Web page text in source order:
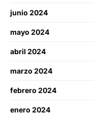
junio 2024
mayo 2024
abril 2024
marzo 2024
febrero 2024
enero 2024